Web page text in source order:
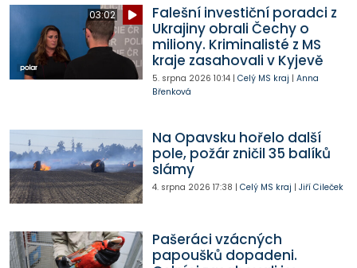
03:02
Falešní investiční poradci z
Ukrajiny obrali Čechy o
miliony. Kriminalisté z MS
kraje zasahovali v Kyjevě
5. srpna 2026 10:14| Celý MS kraj | Anna
Břenková
Na Opavsku hořelo další
pole, požár zničil 35 balíků
slámy
4. srpna 2026 17:38 | Celý MS kraj | Jiří Cileček
Pašeráci vzácných
papoušků dopadeni.